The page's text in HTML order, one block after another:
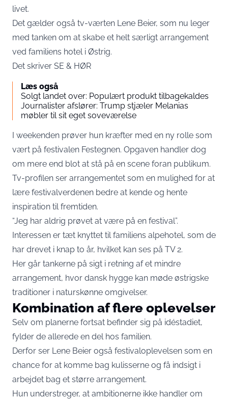
livet.
Det gælder også tv-værten Lene Beier, som nu leger
med tanken om at skabe et helt særligt arrangement
ved familiens hotel i Østrig.
Det skriver SE & HØR
Læs også
Solgt landet over: Populært produkt tilbagekaldes
Journalister afslører: Trump stjæler Melanias
møbler til sit eget soveværelse
I weekenden prøver hun kræfter med en ny rolle som
vært på festivalen Festegnen. Opgaven handler dog
om mere end blot at stå på en scene foran publikum.
Tv-profilen ser arrangementet som en mulighed for at
lære festivalverdenen bedre at kende og hente
inspiration til fremtiden.
“Jeg har aldrig prøvet at være på en festival”.
Interessen er tæt knyttet til familiens alpehotel, som de
har drevet i knap to år, hvilket kan ses på TV 2.
Her går tankerne på sigt i retning af et mindre
arrangement, hvor dansk hygge kan møde østrigske
traditioner i naturskønne omgivelser.
Kombination af flere oplevelser
Selv om planerne fortsat befinder sig på idéstadiet,
fylder de allerede en del hos familien.
Derfor ser Lene Beier også festivaloplevelsen som en
chance for at komme bag kulisserne og få indsigt i
arbejdet bag et større arrangement.
Hun understreger, at ambitionerne ikke handler om